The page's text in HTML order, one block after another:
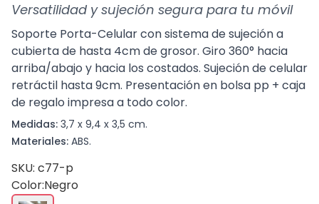
Versatilidad y sujeción segura para tu móvil
Soporte Porta-Celular con sistema de sujeción a
cubierta de hasta 4cm de grosor. Giro 360° hacia
arriba/abajo y hacia los costados. Sujeción de celular
retráctil hasta 9cm. Presentación en bolsa pp + caja
de regalo impresa a todo color.
Medidas: 3,7 x 9,4 x 3,5 cm.
Materiales: ABS.
SKU: c77-p
Color:Negro